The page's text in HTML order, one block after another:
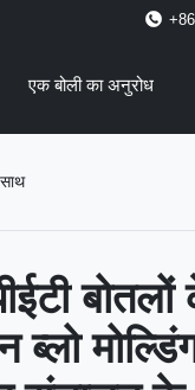
एक बोली का अनुरोध